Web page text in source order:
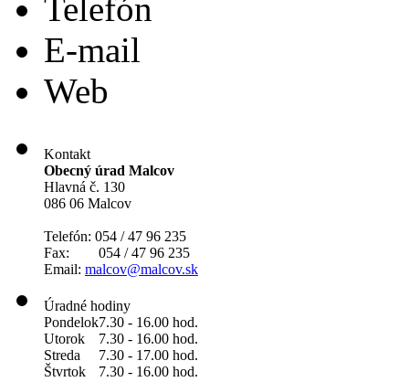
Telefón
E-mail
Web
Kontakt
Obecný úrad Malcov
Hlavná č. 130
086 06 Malcov
Telefón: 054 / 47 96 235
Fax: 054 / 47 96 235
Email: malcov@malcov.sk
Úradné hodiny
Pondelok7.30 - 16.00 hod.
Utorok
7.30 - 16.00 hod.
Streda
7.30 - 17.00 hod.
Štvrtok
7.30 - 16.00 hod.